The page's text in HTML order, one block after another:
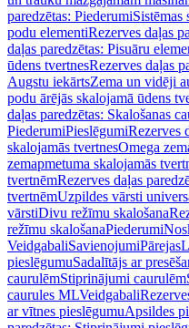
paredzētas: PiederumiSistēmas
podu elementiRezerves daļas
daļas paredzētas: Pisuāru
ūdens tvertnesRezerves daļas
Augstu iekārtsZema un vidēji
podu ārējās skalojamā ūdens
daļas paredzētas: Skalošanas
PiederumiPieslēgumiRezerves
skalojamās tvertnesOmega
zemapmetuma skalojamās
tvertnēmRezerves daļas
tvertnēmUzpildes vārsti
vārstiDivu režīmu skalošana
režīmu skalošanaPiederumi
VeidgabaliSavienojumiPārejas
pieslēgumuSadalītājs ar
caurulēmStiprinājumi caurulēm
caurules MLVeidgabali
ar vītnes pieslēgumuApsildes